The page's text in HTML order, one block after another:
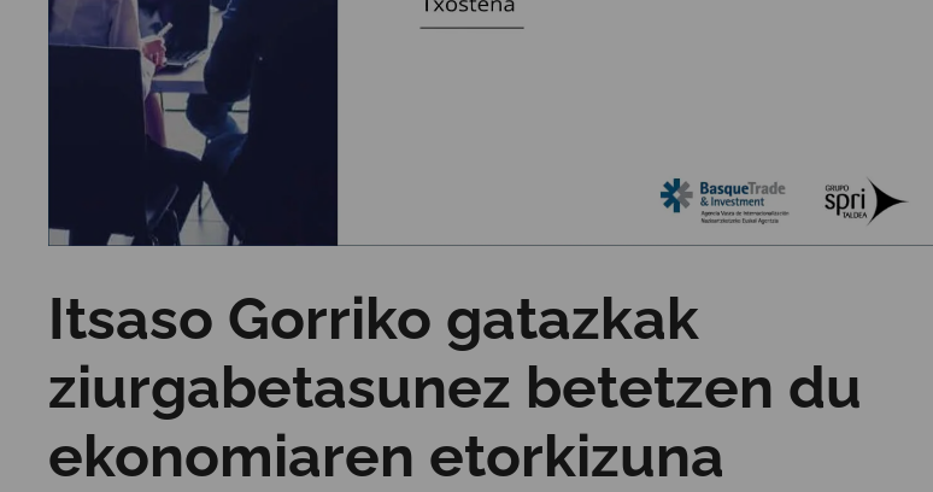
Itsaso Gorriko gatazkak
ziurgabetasunez betetzen du
ekonomiaren etorkizuna